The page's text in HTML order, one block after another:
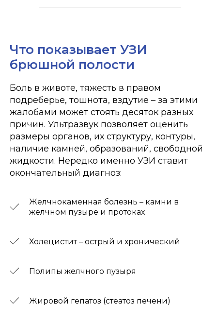
Что показывает УЗИ
брюшной полости
Боль в животе, тяжесть в правом
подреберье, тошнота, вздутие – за этими
жалобами может стоять десяток разных
причин. Ультразвук позволяет оценить
размеры органов, их структуру, контуры,
наличие камней, образований, свободной
жидкости. Нередко именно УЗИ ставит
окончательный диагноз:
Желчнокаменная болезнь – камни в
желчном пузыре и протоках
Холецистит – острый и хронический
Полипы желчного пузыря
Жировой гепатоз (стеатоз печени)